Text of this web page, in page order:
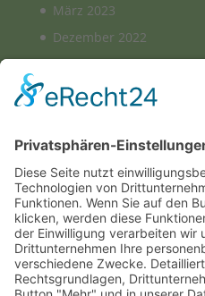
März 2023
Dezember 2022
November 2022
August 2022
Januar 2022
August 2021
Februar 2021
Januar 2021
Juli 2020
Juni 2020